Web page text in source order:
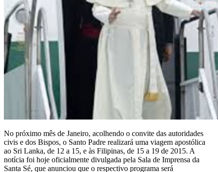
No próximo mês de Janeiro, acolhendo o convite das autoridades
civis e dos Bispos, o Santo Padre realizará uma viagem apostólica
ao Sri Lanka, de 12 a 15, e às Filipinas, de 15 a 19 de 2015. A
notícia foi hoje oficialmente divulgada pela Sala de Imprensa da
Santa Sé, que anunciou que o respectivo programa será